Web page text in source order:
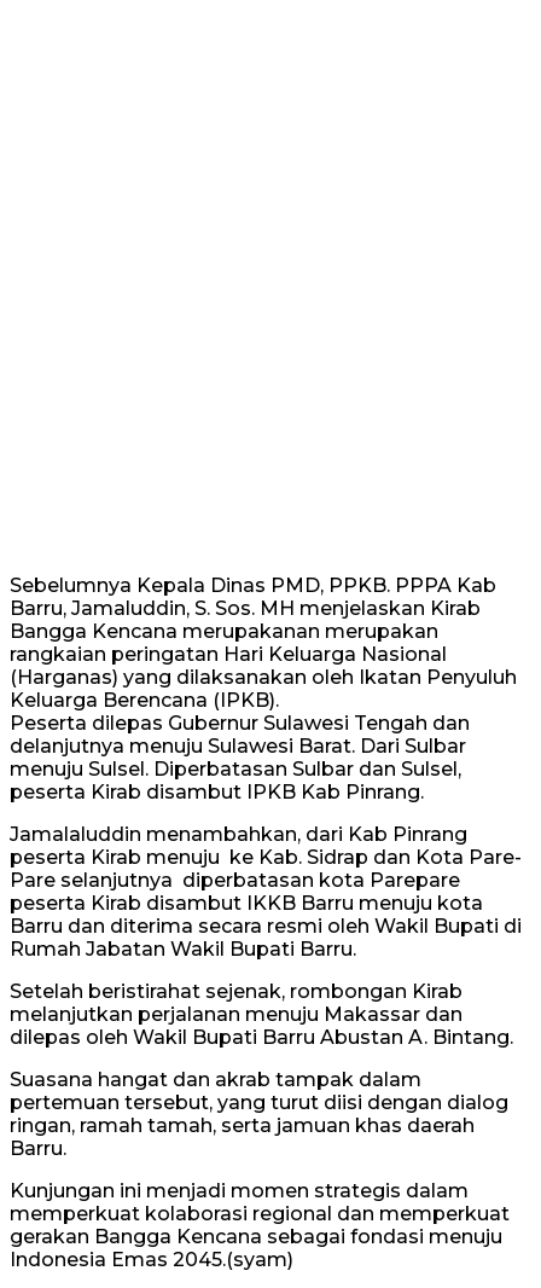
Sebelumnya Kepala Dinas PMD, PPKB. PPPA Kab
Barru, Jamaluddin, S. Sos. MH menjelaskan Kirab
Bangga Kencana merupakanan merupakan
rangkaian peringatan Hari Keluarga Nasional
(Harganas) yang dilaksanakan oleh Ikatan Penyuluh
Keluarga Berencana (IPKB).
Peserta dilepas Gubernur Sulawesi Tengah dan
delanjutnya menuju Sulawesi Barat. Dari Sulbar
menuju Sulsel. Diperbatasan Sulbar dan Sulsel,
peserta Kirab disambut IPKB Kab Pinrang.
Jamalaluddin menambahkan, dari Kab Pinrang
peserta Kirab menuju ke Kab. Sidrap dan Kota Pare-
Pare selanjutnya diperbatasan kota Parepare
peserta Kirab disambut IKKB Barru menuju kota
Barru dan diterima secara resmi oleh Wakil Bupati di
Rumah Jabatan Wakil Bupati Barru.
Setelah beristirahat sejenak, rombongan Kirab
melanjutkan perjalanan menuju Makassar dan
dilepas oleh Wakil Bupati Barru Abustan A. Bintang.
Suasana hangat dan akrab tampak dalam
pertemuan tersebut, yang turut diisi dengan dialog
ringan, ramah tamah, serta jamuan khas daerah
Barru.
Kunjungan ini menjadi momen strategis dalam
memperkuat kolaborasi regional dan memperkuat
gerakan Bangga Kencana sebagai fondasi menuju
Indonesia Emas 2045.(syam)